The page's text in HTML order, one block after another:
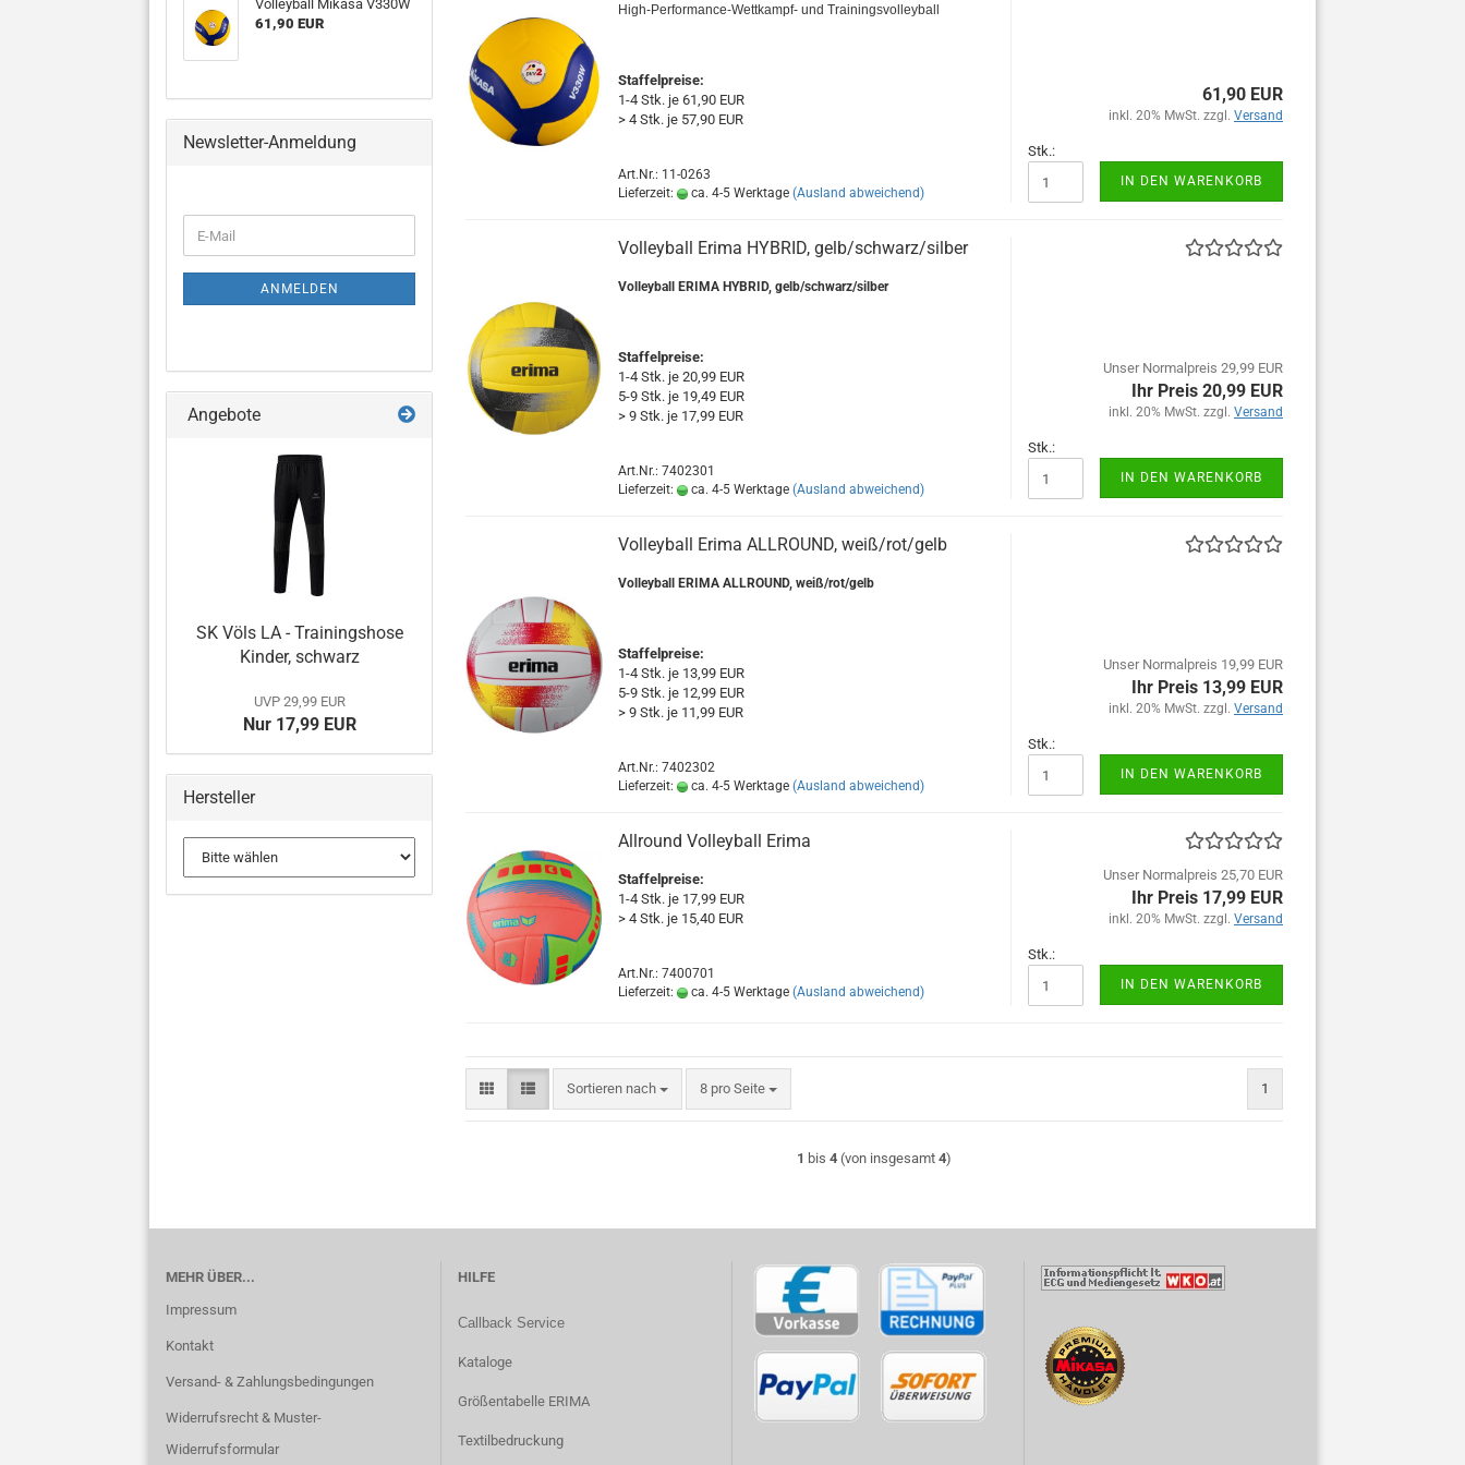
High-Performance-Wettkampf- und Trainingsvolleyball
Staffelpreise:
1-4 Stk. je 61,90 EUR
> 4 Stk. je 57,90 EUR
Art.Nr.: 11-0263
Lieferzeit:
ca. 4-5 Werktage (Ausland abweichend)
61,90 EUR
inkl. 20% MwSt. zzgl. Versand
Stk.:
IN DEN WARENKORB
Volleyball Erima HYBRID, gelb/schwarz/silber
Volleyball ERIMA HYBRID, gelb/schwarz/silber
Staffelpreise:
1-4 Stk. je 20,99 EUR
5-9 Stk. je 19,49 EUR
> 9 Stk. je 17,99 EUR
Art.Nr.: 7402301
Lieferzeit:
ca. 4-5 Werktage (Ausland abweichend)
Unser Normalpreis 29,99 EUR
Ihr Preis 20,99 EUR
inkl. 20% MwSt. zzgl. Versand
Stk.:
IN DEN WARENKORB
Volleyball Erima ALLROUND, weiß/rot/gelb
Volleyball ERIMA ALLROUND, weiß/rot/gelb
Staffelpreise:
1-4 Stk. je 13,99 EUR
5-9 Stk. je 12,99 EUR
> 9 Stk. je 11,99 EUR
Art.Nr.: 7402302
Lieferzeit:
ca. 4-5 Werktage (Ausland abweichend)
Unser Normalpreis 19,99 EUR
Ihr Preis 13,99 EUR
inkl. 20% MwSt. zzgl. Versand
Stk.:
IN DEN WARENKORB
Allround Volleyball Erima
Staffelpreise:
1-4 Stk. je 17,99 EUR
> 4 Stk. je 15,40 EUR
Art.Nr.: 7400701
Lieferzeit:
ca. 4-5 Werktage (Ausland abweichend)
Unser Normalpreis 25,70 EUR
Ihr Preis 17,99 EUR
inkl. 20% MwSt. zzgl. Versand
Stk.:
IN DEN WARENKORB
Sortieren nach
Sortieren nach 8 pro Seite
pro Seite 1
1 bis 4 (von insgesamt 4)
Volleyball Mikasa V330W
61,90 EUR
Newsletter-Anmeldung
ZUR
ANMELDUNG
E-
Mail
ANMELDEN
Angebote
SK Völs LA - Trainingshose
Kinder, schwarz
UVP 29,99 EUR
Nur 17,99 EUR
Hersteller
MEHR ÜBER...
Impressum
Kontakt
Versand- & Zahlungsbedingungen
Widerrufsrecht & Muster-
Widerrufsformular
HILFE
Callback Service
Kataloge
Größentabelle ERIMA
Textilbedruckung